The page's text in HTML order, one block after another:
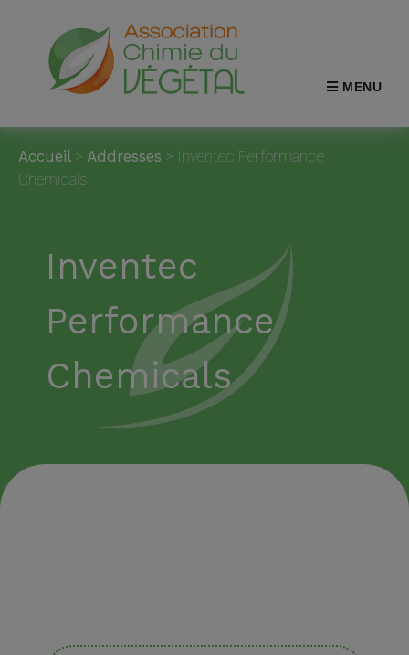
MENU
Accueil > Addresses > Inventec Performance
Chemicals
Inventec
Performance
Chemicals